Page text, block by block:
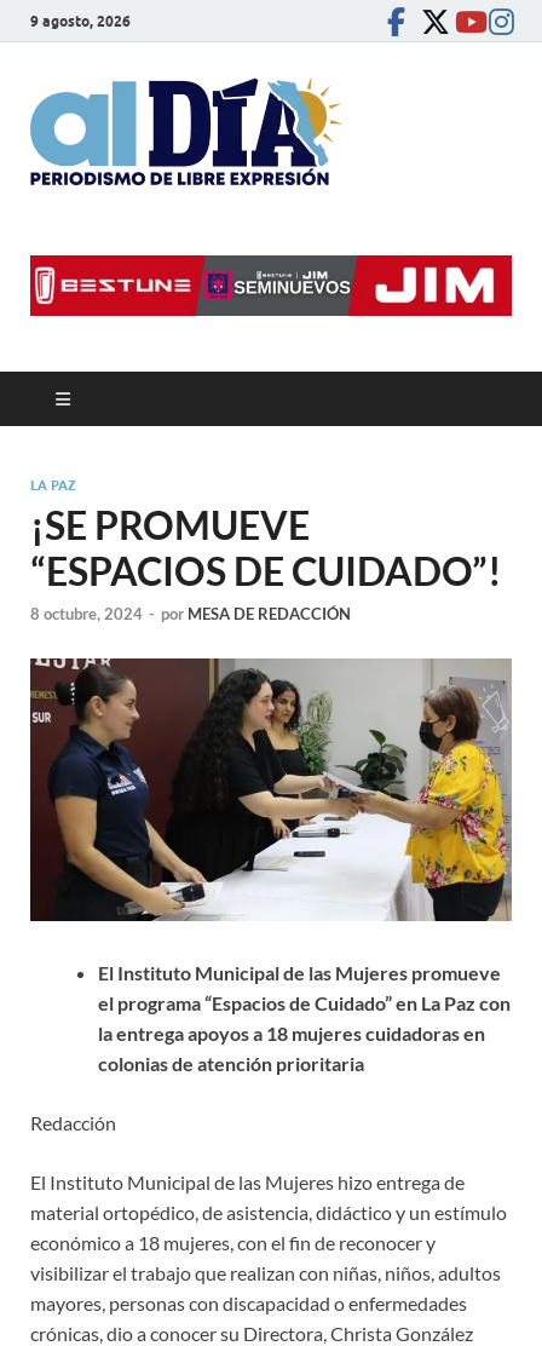
9 agosto, 2026
LA PAZ
¡SE PROMUEVE
“ESPACIOS DE CUIDADO”!
8 octubre, 2024 - por MESA DE REDACCIÓN
El Instituto Municipal de las Mujeres promueve
el programa “Espacios de Cuidado” en La Paz con
la entrega apoyos a 18 mujeres cuidadoras en
colonias de atención prioritaria
Redacción
El Instituto Municipal de las Mujeres hizo entrega de
material ortopédico, de asistencia, didáctico y un estímulo
económico a 18 mujeres, con el fin de reconocer y
visibilizar el trabajo que realizan con niñas, niños, adultos
mayores, personas con discapacidad o enfermedades
crónicas, dio a conocer su Directora, Christa González